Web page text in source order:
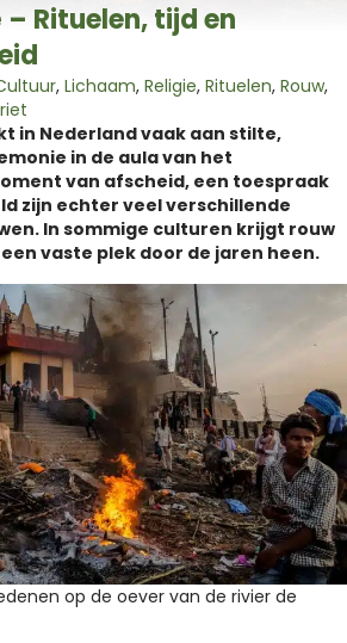
– Rituelen, tijd en
, Lichaam, Religie, Rituelen, Rouw,
in Nederland vaak aan stilte,
in de aula van het
van afscheid, een toespraak
zijn echter veel verschillende
In sommige culturen krijgt rouw
vaste plek door de jaren heen.
op de oever van de rivier de